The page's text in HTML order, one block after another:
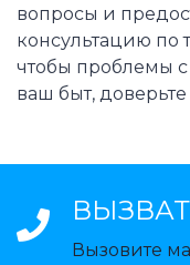
вопросы и
консультацию по
чтобы проблемы
ваш быт,
Вызовите